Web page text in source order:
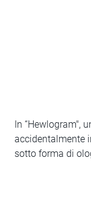
In “Hewlogram",
accidentalmente
sotto forma di